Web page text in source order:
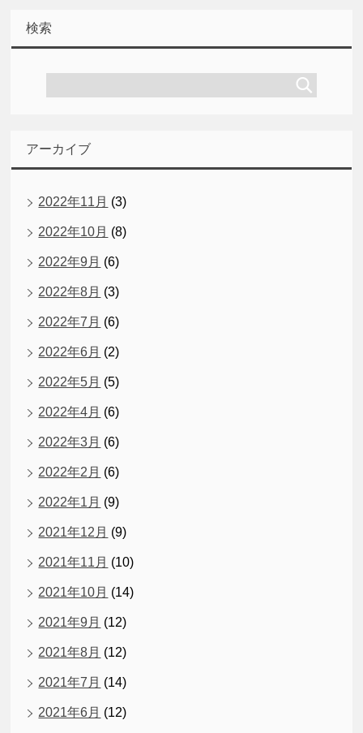
検索
アーカイブ
2022年11月 (3)
2022年10月 (8)
2022年9月 (6)
2022年8月 (3)
2022年7月 (6)
2022年6月 (2)
2022年5月 (5)
2022年4月 (6)
2022年3月 (6)
2022年2月 (6)
2022年1月 (9)
2021年12月 (9)
2021年11月 (10)
2021年10月 (14)
2021年9月 (12)
2021年8月 (12)
2021年7月 (14)
2021年6月 (12)